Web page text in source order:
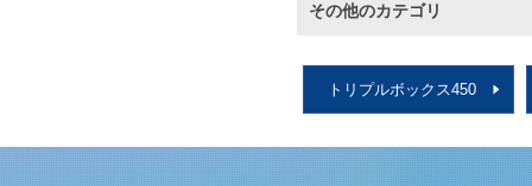
その他のカテゴリ
トリプルボックス450